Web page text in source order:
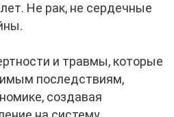
Не рак, не сердечные
и травмы, которые
последствиям,
создавая